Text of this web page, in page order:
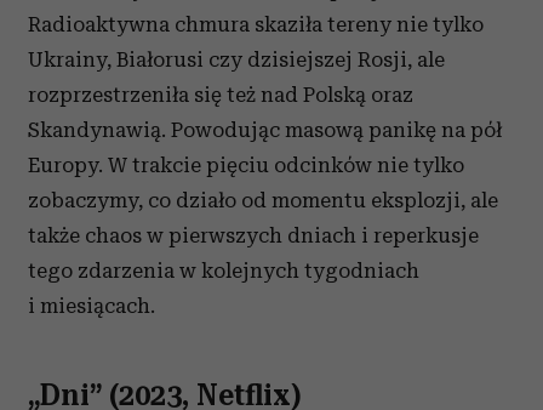
Radioaktywna chmura skaziła tereny nie tylko
Ukrainy, Białorusi czy dzisiejszej Rosji, ale
rozprzestrzeniła się też nad Polską oraz
Skandynawią. Powodując masową panikę na pół
Europy. W trakcie pięciu odcinków nie tylko
zobaczymy, co działo od momentu eksplozji, ale
także chaos w pierwszych dniach i reperkusje
tego zdarzenia w kolejnych tygodniach
i miesiącach.
„Dni” (2023, Netflix)